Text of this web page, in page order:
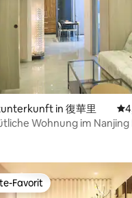
4,98 von 5, 146
in 復華里
Wohnung im Nanjing
Favorit
Favorit